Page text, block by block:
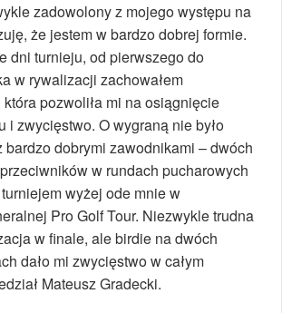
zadowolony z mojego występu na
że jestem w bardzo dobrej formie.
dni turnieju, od pierwszego do
w rywalizacji zachowałem
pozwoliła mi na osiągnięcie
i zwycięstwo. O wygraną nie było
bardzo dobrymi zawodnikami – dwóch
w rundach pucharowych
wyżej ode mnie w
Pro Golf Tour. Niezwykle trudna
w finale, ale birdie na dwóch
dało mi zwycięstwo w całym
Mateusz Gradecki.